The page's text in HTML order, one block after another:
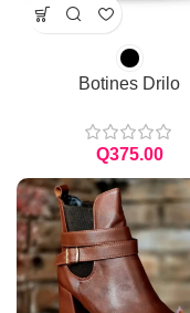
Botines Drilo
Q